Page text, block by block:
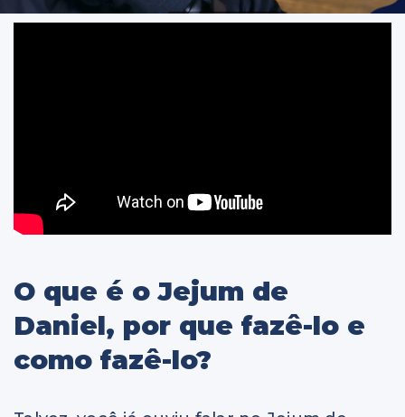
O que é o Jejum de
Daniel, por que fazê-lo e
como fazê-lo?